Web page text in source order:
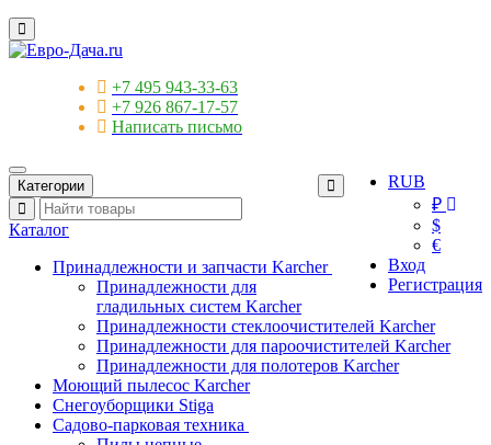
+7 495 943-33-63
+7 926 867-17-57
Написать письмо
RUB
₽
$
€
Вход
Регистрация
Категории
Каталог
Принадлежности и запчасти Karcher
Принадлежности для
гладильных систем Karcher
Принадлежности стеклоочистителей Karcher
Принадлежности для пароочистителей Karcher
Принадлежности для полотеров Karcher
Моющий пылесос Karcher
Снегоуборщики Stiga
Садово-парковая техника